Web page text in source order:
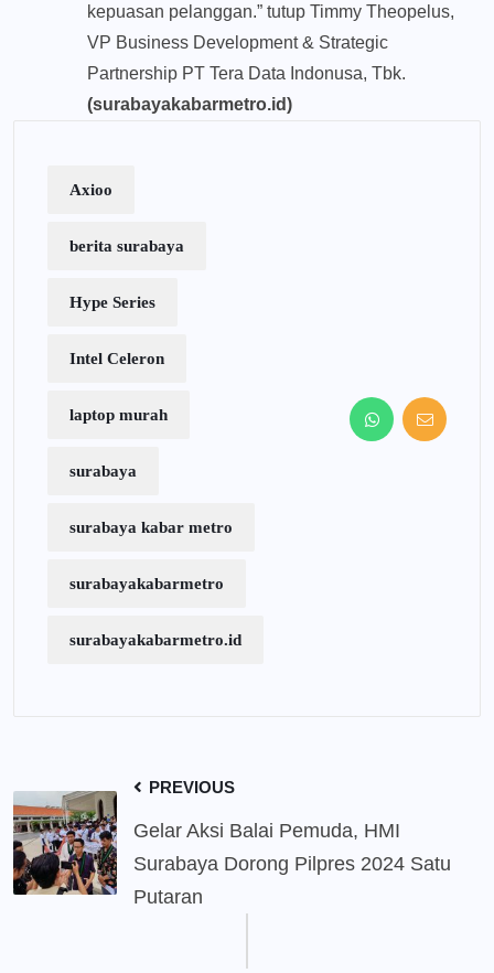
kepuasan pelanggan.” tutup Timmy Theopelus,
VP Business Development & Strategic
Partnership PT Tera Data Indonusa, Tbk.
(surabayakabarmetro.id)
Axioo
berita surabaya
Hype Series
Intel Celeron
laptop murah
surabaya
surabaya kabar metro
surabayakabarmetro
surabayakabarmetro.id
PREVIOUS
Gelar Aksi Balai Pemuda, HMI
Surabaya Dorong Pilpres 2024 Satu
Putaran